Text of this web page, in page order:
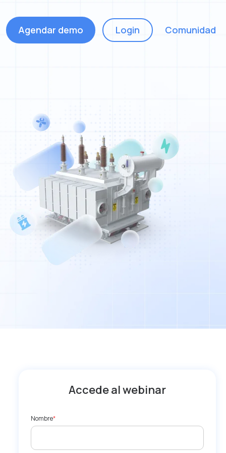
Agendar demo Login Comunidad
Accede al webinar
Nombre*